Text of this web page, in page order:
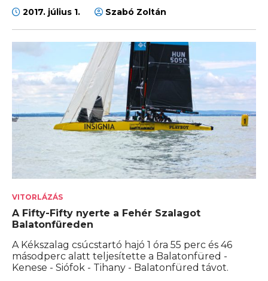
2017. július 1. Szabó Zoltán
VITORLÁZÁS
A Fifty-Fifty nyerte a Fehér Szalagot
Balatonfüreden
A Kékszalag csúcstartó hajó 1 óra 55 perc és 46
másodperc alatt teljesítette a Balatonfüred -
Kenese - Siófok - Tihany - Balatonfüred távot.